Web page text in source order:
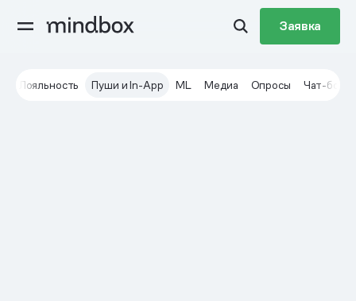
Заявка
Лояльность Пуши и In-App ML Медиа Опросы Чат-боты